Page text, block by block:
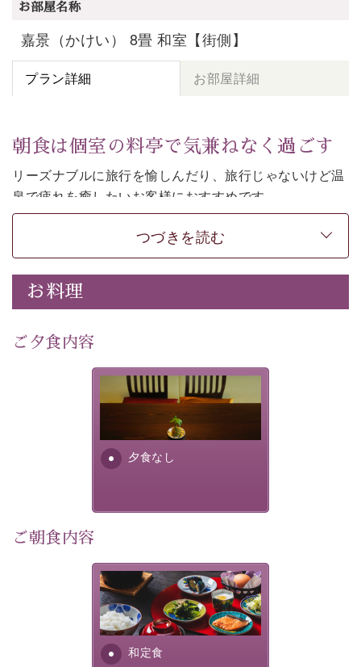
お部屋名称
嘉景（かけい） 8畳 和室【街側】
プラン詳細 お部屋詳細
朝食は個室の料亭で気兼ねなく過ごす
リーズナブルに旅行を愉しんだり、旅行じゃないけど温
泉で疲れを癒したいお客様におすすめです。
ご朝食は個室の料亭で気兼ねなくお食事をお愉しみくだ
-----------【安心への取り組み】----------
個室料亭、貸切風呂のご利用が可能な上、 安心安全にご
滞在いただけるよう
30項目以上からなる独自の衛生・消毒プログラムの基、
徹底した衛生管理を行っております。
-------------------------------------------------
・朝食は個室料亭で個室食
・諏訪大社4社を巡る無料参拝バス（事前予約制）
・館内着をご用意
・館内フリーWi-Fi
・駐車場完備
・個室料亭で個室食
・朝食はこだわりの味噌汁をはじめとした和定食
つづきを読む
お料理
ご夕食内容
夕食なし
夕食なしご夕食を追加される
場合は、二食付きのプランを
お選びくださいませ。
ご朝食内容
和定食
さっぱりとした和食膳に使わ
れる食材は、諏訪の名産品を
ふんだんに取り入れ、安心・
安全を心掛けた長野県産...